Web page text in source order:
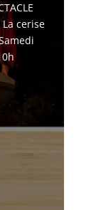
La cerise